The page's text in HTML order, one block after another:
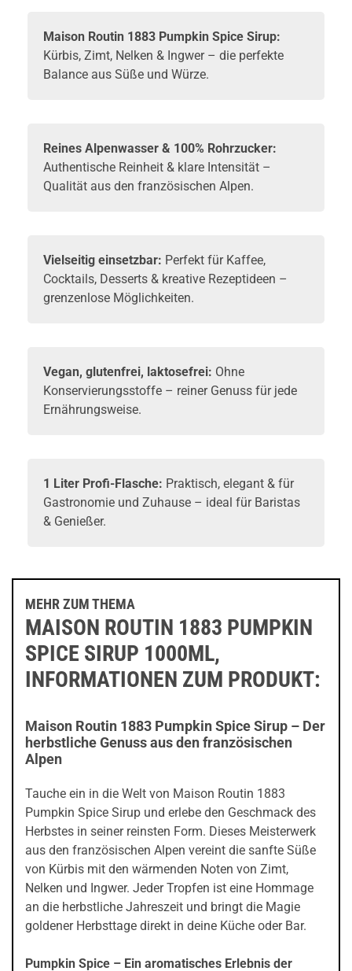
Maison Routin 1883 Pumpkin Spice Sirup:
Kürbis, Zimt, Nelken & Ingwer – die perfekte
Balance aus Süße und Würze.
Reines Alpenwasser & 100% Rohrzucker:
Authentische Reinheit & klare Intensität –
Qualität aus den französischen Alpen.
Vielseitig einsetzbar: Perfekt für Kaffee,
Cocktails, Desserts & kreative Rezeptideen –
grenzenlose Möglichkeiten.
Vegan, glutenfrei, laktosefrei: Ohne
Konservierungsstoffe – reiner Genuss für jede
Ernährungsweise.
1 Liter Profi-Flasche: Praktisch, elegant & für
Gastronomie und Zuhause – ideal für Baristas
& Genießer.
MEHR ZUM THEMA
MAISON ROUTIN 1883 PUMPKIN
SPICE SIRUP 1000ML,
INFORMATIONEN ZUM PRODUKT:
Maison Routin 1883 Pumpkin Spice Sirup – Der
herbstliche Genuss aus den französischen
Alpen
Tauche ein in die Welt von Maison Routin 1883
Pumpkin Spice Sirup und erlebe den Geschmack des
Herbstes in seiner reinsten Form. Dieses Meisterwerk
aus den französischen Alpen vereint die sanfte Süße
von Kürbis mit den wärmenden Noten von Zimt,
Nelken und Ingwer. Jeder Tropfen ist eine Hommage
an die herbstliche Jahreszeit und bringt die Magie
goldener Herbsttage direkt in deine Küche oder Bar.
Pumpkin Spice – Ein aromatisches Erlebnis der